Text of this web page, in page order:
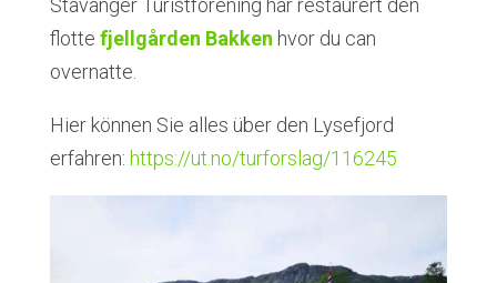
Stavanger Turistforening har restaurert den
flotte fjellgården Bakken hvor du can
overnatte.
Hier können Sie alles über den Lysefjord
erfahren: https://ut.no/turforslag/116245